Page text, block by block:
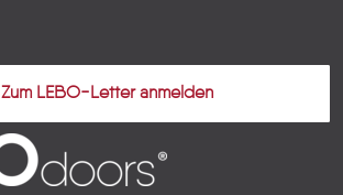
Zum LEBO-Letter anmelden